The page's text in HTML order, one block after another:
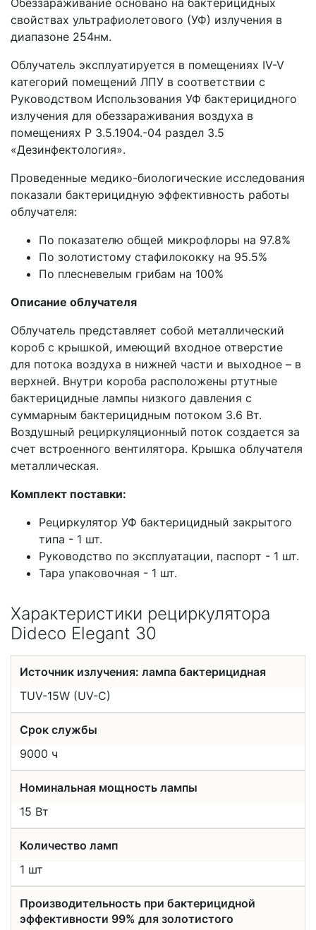
Обеззараживание основано на бактерицидных
свойствах ультрафиолетового (УФ) излучения в
диапазоне 254нм.
Облучатель эксплуатируется в помещениях IV-V
категорий помещений ЛПУ в соответствии с
Руководством Использования УФ бактерицидного
излучения для обеззараживания воздуха в
помещениях Р 3.5.1904.-04 раздел 3.5
«Дезинфектология».
Проведенные медико-биологические исследования
показали бактерицидную эффективность работы
облучателя:
По показателю общей микрофлоры на 97.8%
По золотистому стафилококку на 95.5%
По плесневелым грибам на 100%
Описание облучателя
Облучатель представляет собой металлический
короб с крышкой, имеющий входное отверстие
для потока воздуха в нижней части и выходное – в
верхней. Внутри короба расположены ртутные
бактерицидные лампы низкого давления с
суммарным бактерицидным потоком 3.6 Вт.
Воздушный рециркуляционный поток создается за
счет встроенного вентилятора. Крышка облучателя
металлическая.
Комплект поставки:
Рециркулятор УФ бактерицидный закрытого
типа - 1 шт.
Руководство по эксплуатации, паспорт - 1 шт.
Тара упаковочная - 1 шт.
Характеристики рециркулятора
Dideco Elegant 30
Источник излучения: лампа бактерицидная
TUV-15W (UV-C)
Срок службы
9000 ч
Номинальная мощность лампы
15 Вт
Количество ламп
1 шт
Производительность при бактерицидной
эффективности 99% для золотистого